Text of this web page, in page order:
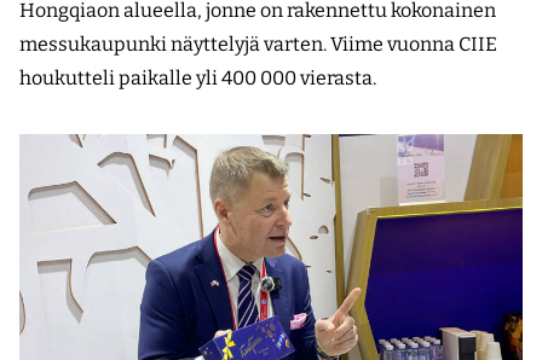
Hongqiaon alueella, jonne on rakennettu kokonainen
messukaupunki näyttelyjä varten. Viime vuonna CIIE
houkutteli paikalle yli 400 000 vierasta.